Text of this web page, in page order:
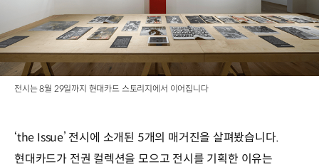
전시는 8월 29일까지 현대카드 스토리지에서 이어집니다
‘the Issue’ 전시에 소개된 5개의 매거진을 살펴봤습니다.
현대카드가 전권 컬렉션을 모으고 전시를 기획한 이유는